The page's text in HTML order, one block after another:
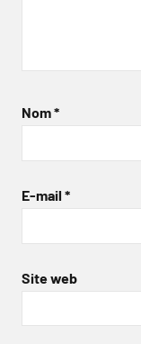
Nom*
E-mail *
Site web